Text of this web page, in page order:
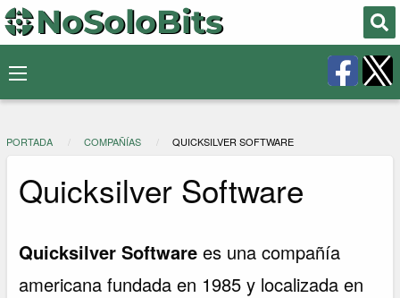
PORTADA COMPAÑÍAS QUICKSILVER SOFTWARE
Quicksilver Software
Quicksilver Software es una compañía
americana fundada en 1985 y localizada en